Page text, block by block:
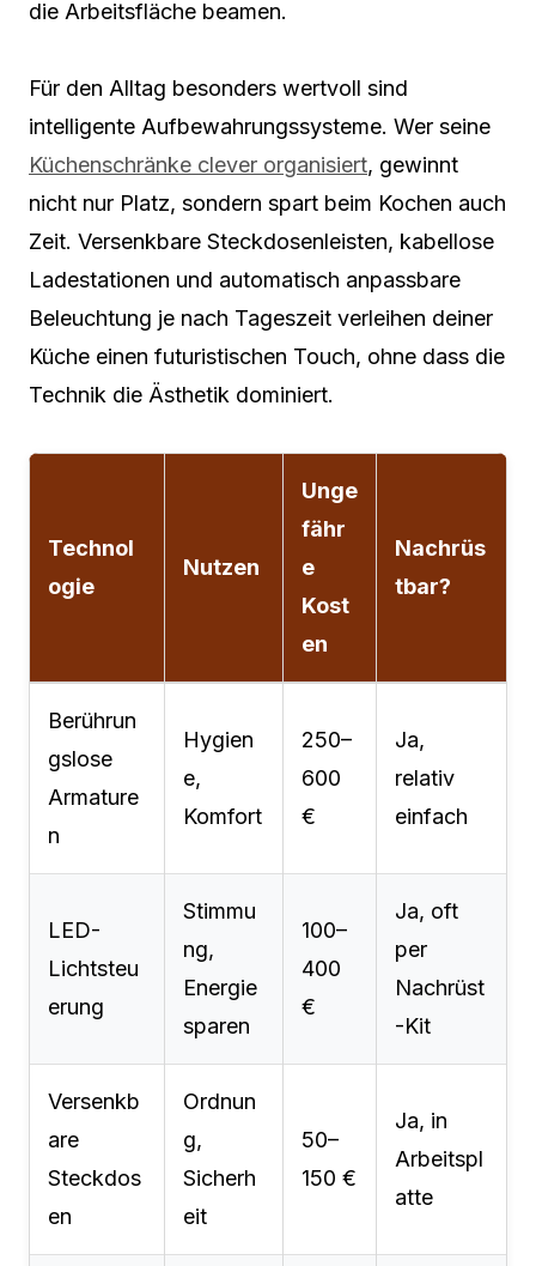
die Arbeitsfläche beamen.
Für den Alltag besonders wertvoll sind
intelligente Aufbewahrungssysteme. Wer seine
Küchenschränke clever organisiert, gewinnt
nicht nur Platz, sondern spart beim Kochen auch
Zeit. Versenkbare Steckdosenleisten, kabellose
Ladestationen und automatisch anpassbare
Beleuchtung je nach Tageszeit verleihen deiner
Küche einen futuristischen Touch, ohne dass die
Technik die Ästhetik dominiert.
Technol
ogie
Nutzen
Unge
fähr
e
Kost
en
Nachrüs
tbar?
Berührun
gslose
Armature
n
Hygien
e,
Komfort
250–
600
€
Ja,
relativ
einfach
LED-
Lichtsteu
erung
Stimmu
ng,
Energie
sparen
100–
400
€
Ja, oft
per
Nachrüst
-Kit
Versenkb
are
Steckdos
en
Ordnun
g,
Sicherh
eit
50–
150 €
Ja, in
Arbeitspl
atte